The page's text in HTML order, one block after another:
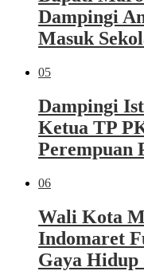
Dampingi
Masuk
05
Dampingi
Ketua TP
Perempuan
06
Wali Kota
Indomaret
Gaya Hidup